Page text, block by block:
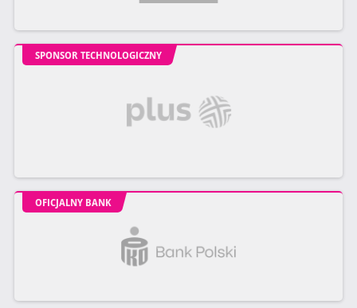
SPONSOR TECHNOLOGICZNY
OFICJALNY BANK